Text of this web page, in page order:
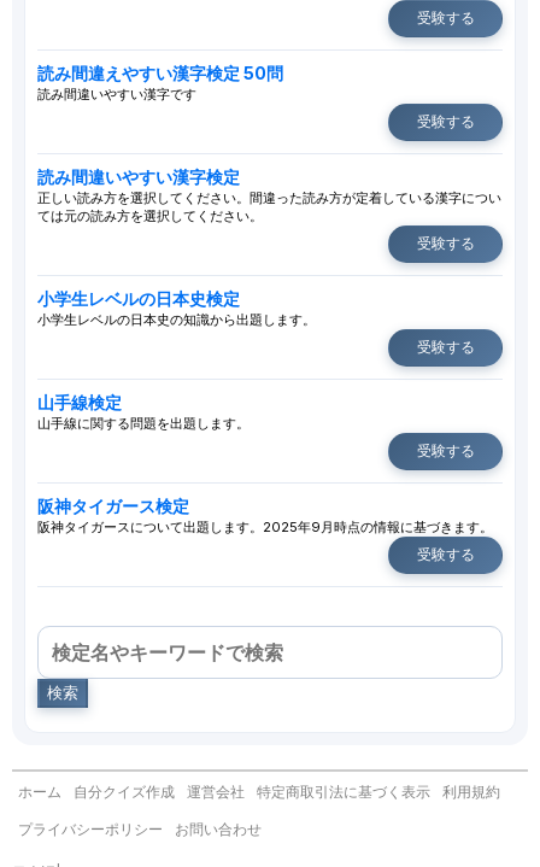
受験する
読み間違えやすい漢字検定 50問
読み間違いやすい漢字です
受験する
読み間違いやすい漢字検定
正しい読み方を選択してください。間違った読み方が定着している漢字につい
ては元の読み方を選択してください。
受験する
小学生レベルの日本史検定
小学生レベルの日本史の知識から出題します。
受験する
山手線検定
山手線に関する問題を出題します。
受験する
阪神タイガース検定
阪神タイガースについて出題します。2025年9月時点の情報に基づきます。
受験する
検索
ホーム 自分クイズ作成 運営会社 特定商取引法に基づく表示 利用規約
プライバシーポリシー お問い合わせ